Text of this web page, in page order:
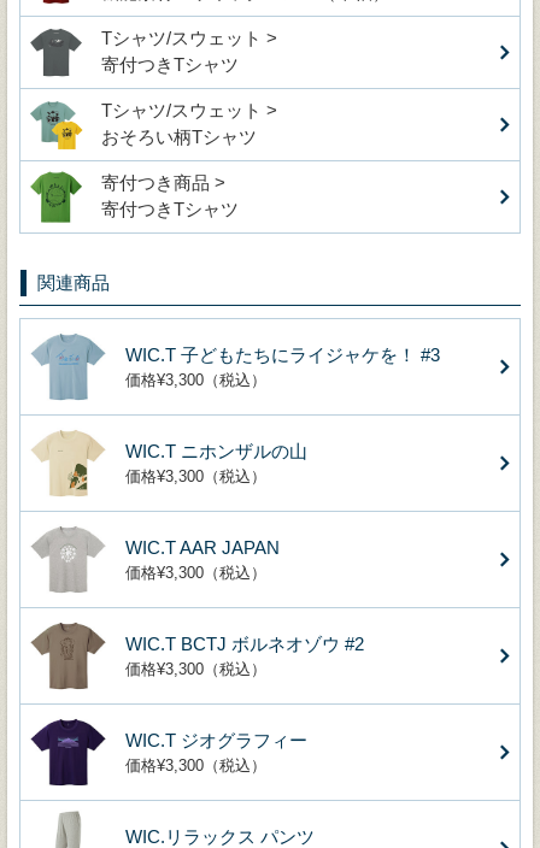
Tシャツ/スウェット >
寄付つきTシャツ
Tシャツ/スウェット >
おそろい柄Tシャツ
寄付つき商品 >
寄付つきTシャツ
関連商品
WIC.T 子どもたちにライジャケを！ #3
価格¥3,300（税込）
WIC.T ニホンザルの山
価格¥3,300（税込）
WIC.T AAR JAPAN
価格¥3,300（税込）
WIC.T BCTJ ボルネオゾウ #2
価格¥3,300（税込）
WIC.T ジオグラフィー
価格¥3,300（税込）
WIC.リラックス パンツ